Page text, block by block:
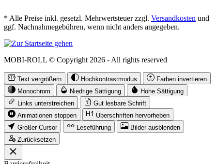
* Alle Preise inkl. gesetzl. Mehrwertsteuer zzgl. Versandkosten und
ggf. Nachnahmegebühren, wenn nicht anders angegeben.
MOBI-ROLL © Copyright 2026 - All rights reserved
Text vergrößern Hochkontrastmodus
Farben invertieren
Monochrom
Niedrige Sättigung
Hohe Sättigung
Links unterstreichen
Gut lesbare Schrift
Animationen stoppen
Überschriften hervorheben
Großer Cursor
Leseführung
Bilder ausblenden
Zurücksetzen